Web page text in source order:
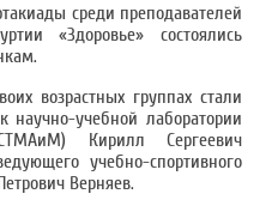
среди преподавателей
«Здоровье» состоялись
возрастных группах стали
учебной лаборатории
Кирилл Сергеевич
учебно-спортивного
Верняев.